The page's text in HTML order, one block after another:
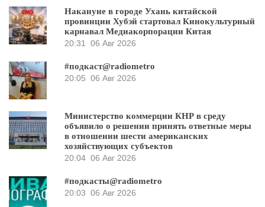
Накануне в городе Ухань китайской
провинции Хубэй стартовал Кинокультурный
карнавал Медиакорпорации Китая
20:31 06 Авг 2026
#подкаст@radiometro
20:05 06 Авг 2026
Министерство коммерции КНР в среду
объявило о решении принять ответные меры
в отношении шести американских
хозяйствующих субъектов
20:04 06 Авг 2026
#подкасты@radiometro
20:03 06 Авг 2026